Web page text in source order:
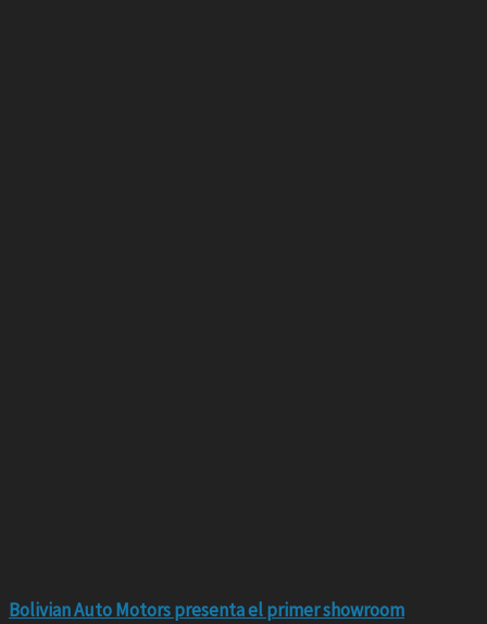
Bolivian Auto Motors presenta el primer showroom